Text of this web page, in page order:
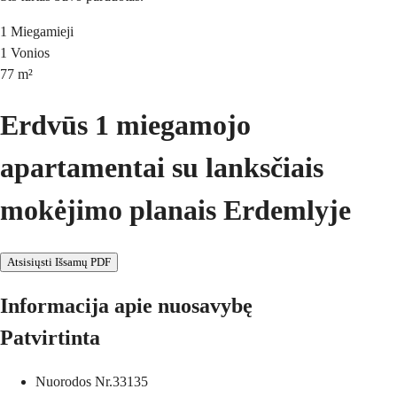
1 Miegamieji
1 Vonios
77 m²
Erdvūs 1 miegamojo
apartamentai su lanksčiais
mokėjimo planais Erdemlyje
Atsisiųsti Išsamų PDF
Informacija apie nuosavybę
Patvirtinta
Nuorodos Nr.33135